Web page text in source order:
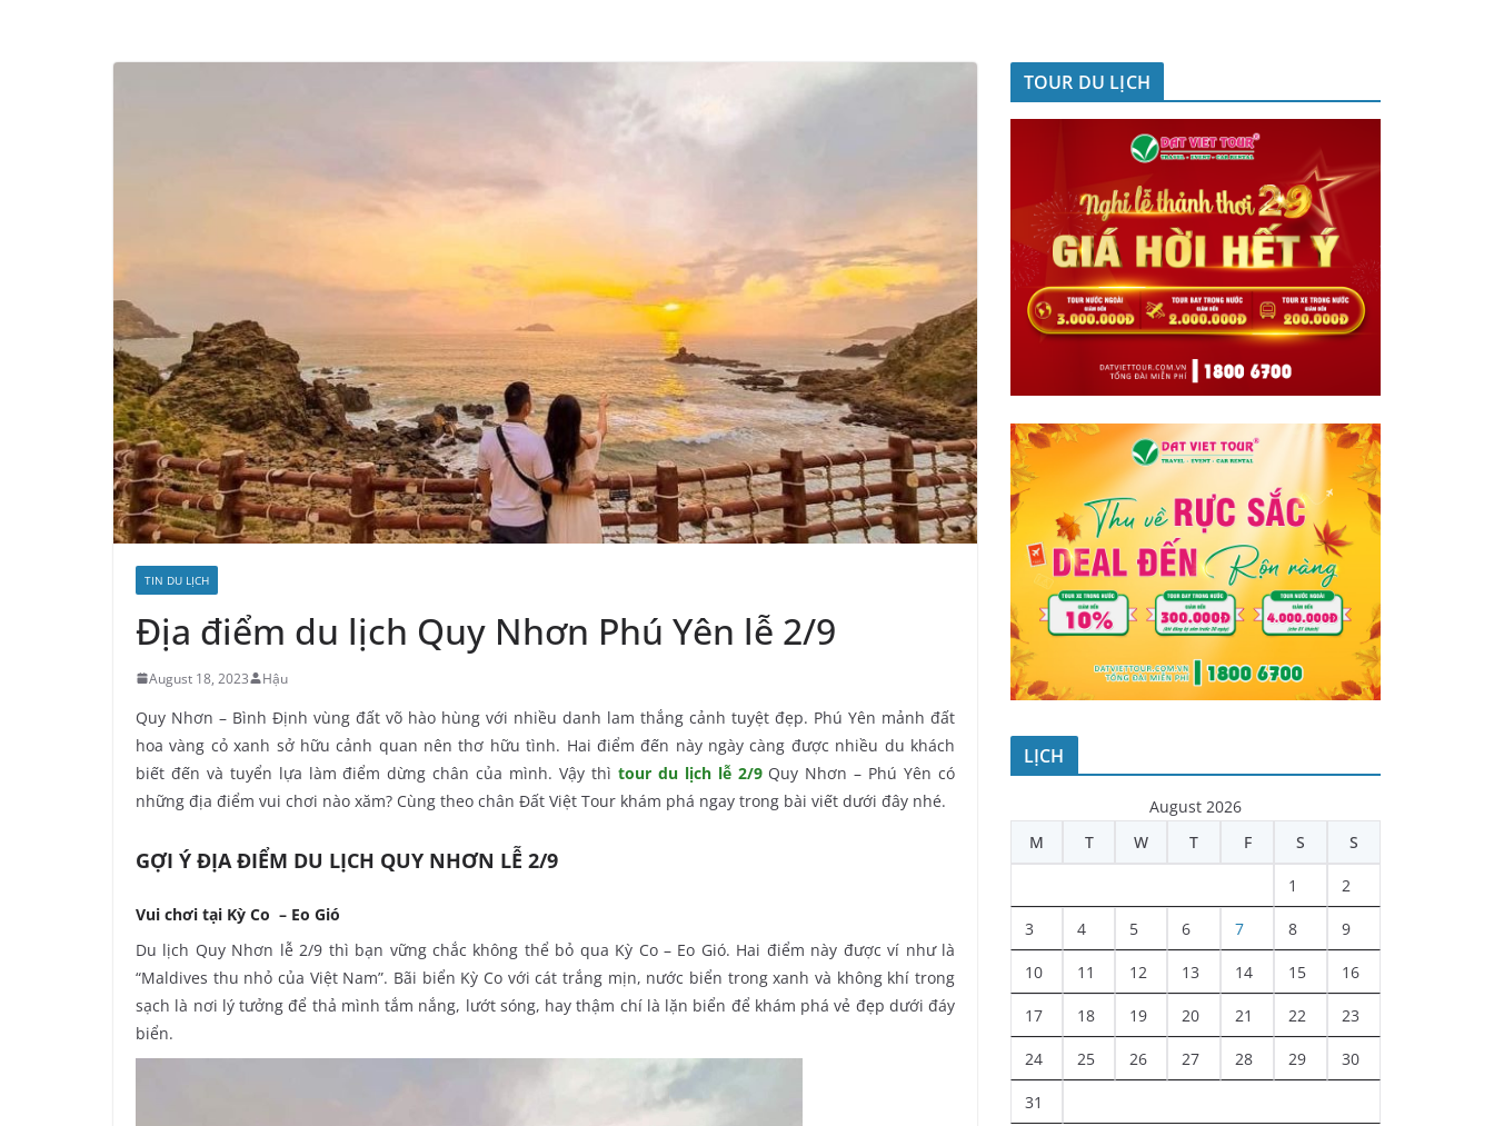
TIN DU LỊCH
Địa điểm du lịch Quy Nhơn Phú Yên lễ 2/9
August 18, 2023 Hậu
Quy Nhơn – Bình Định vùng đất võ hào hùng với nhiều danh lam thắng cảnh tuyệt đẹp. Phú Yên mảnh đất
hoa vàng cỏ xanh sở hữu cảnh quan nên thơ hữu tình. Hai điểm đến này ngày càng được nhiều du khách
biết đến và tuyển lựa làm điểm dừng chân của mình. Vậy thì tour du lịch lễ 2/9Quy Nhơn – Phú Yên có
những địa điểm vui chơi nào xăm? Cùng theo chân Đất Việt Tour khám phá ngay trong bài viết dưới đây nhé.
GỢI Ý ĐỊA ĐIỂM DU LỊCH QUY NHƠN LỄ 2/9
Vui chơi tại Kỳ Co – Eo Gió
Du lịch Quy Nhơn lễ 2/9 thì bạn vững chắc không thể bỏ qua Kỳ Co – Eo Gió. Hai điểm này được ví như là
“Maldives thu nhỏ của Việt Nam”. Bãi biển Kỳ Co với cát trắng mịn, nước biển trong xanh và không khí trong
sạch là nơi lý tưởng để thả mình tắm nắng, lướt sóng, hay thậm chí là lặn biển để khám phá vẻ đẹp dưới đáy
biển.
TOUR DU LỊCH
LỊCH
August 2026
M
T W T F S S
1 2
3 4 5 6 7 8 9
10 11 12 13 14 15 16
17 18 19 20 21 22 23
24 25 26 27 28 29 30
31